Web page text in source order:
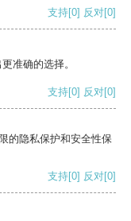
支持[0] 反对[0]
准确的选择。
支持[0] 反对[0]
的隐私保护和安全性保
支持[0] 反对[0]